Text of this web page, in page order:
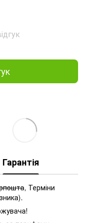
Гарантія
, Терміни